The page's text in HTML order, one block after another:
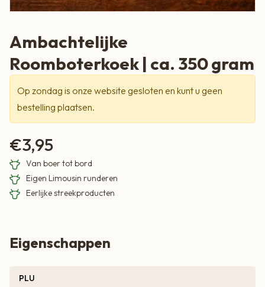
Ambachtelijke
Roomboterkoek | ca. 350 gram
Op zondag is onze website gesloten en kunt u geen
bestelling plaatsen.
€3,95
Van boer tot bord
Eigen Limousin runderen
Eerlijke streekproducten
Eigenschappen
PLU